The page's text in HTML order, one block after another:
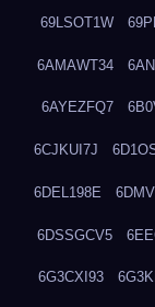
69LSOT1W
6AMAWT34
6AYEZFQ7
6CJKUI7J
6DEL198E
6DSSGCV5
6G3CXI93